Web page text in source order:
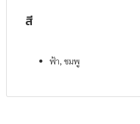
สี
ฟ้า, ชมพู